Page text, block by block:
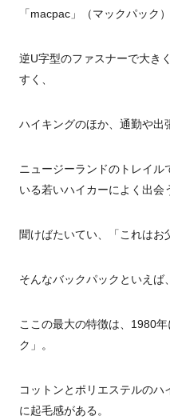
「macpac」（マックパック
逆U字型のファスナーで大き
すく、
ハイキングのほか、通勤や出
ニュージーランドのトレイル
いる若いハイカーによく出会
聞けばたいてい、「これはお
そんなバックパックといえば
ここの最大の特徴は、 1980年
ク」。
コットンとポリエステルの
に起毛感がある。